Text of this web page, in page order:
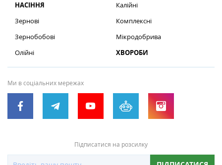
НАСІННЯ
Зернові
Зернобобові
Олійні
Калійні
Комплексні
Мікродобрива
ХВОРОБИ
Ми в соціальних мережах
Підписатися на розсилку